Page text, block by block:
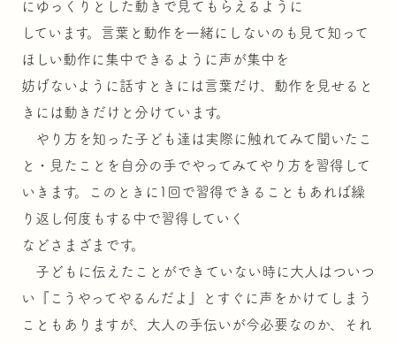
にゆっくりとした動きで見てもらえるように
しています。言葉と動作を一緒にしないのも見て知って
ほしい動作に集中できるように声が集中を
妨げないように話すときには言葉だけ、動作を見せると
きには動きだけと分けています。
やり方を知った子ども達は実際に触れてみて聞いたこ
と・見たことを自分の手でやってみてやり方を習得して
いきます。このときに1回で習得できることもあれば繰
り返し何度もする中で習得していく
などさまざまです。
子どもに伝えたことができていない時に大人はついつ
い『こうやってやるんだよ』とすぐに声をかけてしまう
こともありますが、大人の手伝いが今必要なのか、それ